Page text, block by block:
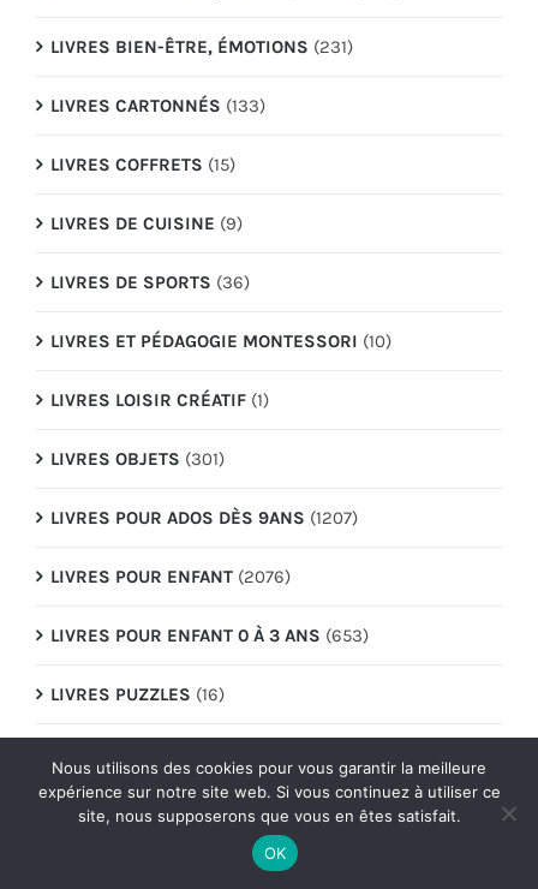
LIVRES BIEN-ÊTRE, ÉMOTIONS (231)
LIVRES CARTONNÉS (133)
LIVRES COFFRETS (15)
LIVRES DE CUISINE (9)
LIVRES DE SPORTS (36)
LIVRES ET PÉDAGOGIE MONTESSORI (10)
LIVRES LOISIR CRÉATIF (1)
LIVRES OBJETS (301)
LIVRES POUR ADOS DÈS 9ANS (1207)
LIVRES POUR ENFANT (2076)
LIVRES POUR ENFANT 0 À 3 ANS (653)
LIVRES PUZZLES (16)
LIVRES SCOLAIRES (163)
LIVRES SCOLAIRES/PARASCOLAIRES
Nous utilisons des cookies pour vous garantir la meilleure
expérience sur notre site web. Si vous continuez à utiliser ce
site, nous supposerons que vous en êtes satisfait.
OK